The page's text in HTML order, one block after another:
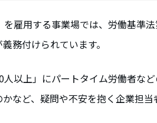
を雇用する事業場では、労働基準
務付けられています。
人以上」にパートタイム労働者な
など、疑問や不安を抱く企業担当